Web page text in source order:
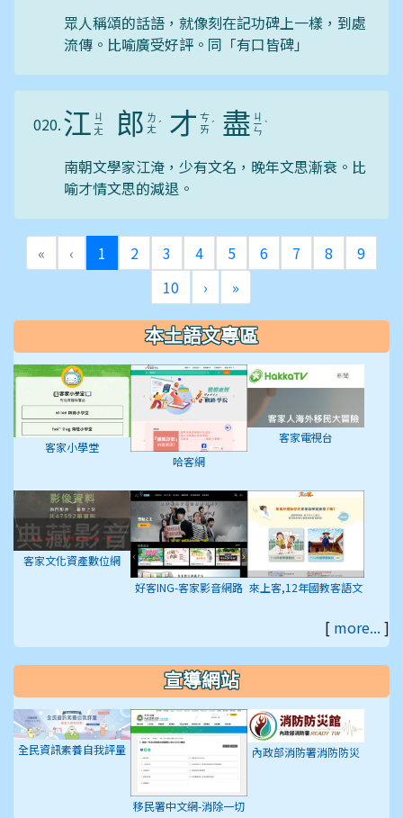
眾人稱頌的話語，就像刻在記功碑上一樣，到處
流傳。比喻廣受好評。同「有口皆碑」
020.江 ㄐ
ㄧ
ㄤ 郎 ㄌ
ㄤ ˊ 才 ㄘ
ㄞ ˊ 盡 ㄐ
ㄧ
ㄣ
ˋ
南朝文學家江淹，少有文名，晚年文思漸衰。比
喻才情文思的減退。
« ‹ 1 (目前頁次)
2 3 4 5 6 7 8
9
10
› 下一頁
»
本土語文專區
客家小學堂
哈客網
客家電視台
客家文化資產數位網
好客ING-客家影音網路 來上客,12年國教客語文
[ more... ]
宣導網站
全民資訊素養自我評量
移民署中文網-消除一切
內政部消防署消防防災